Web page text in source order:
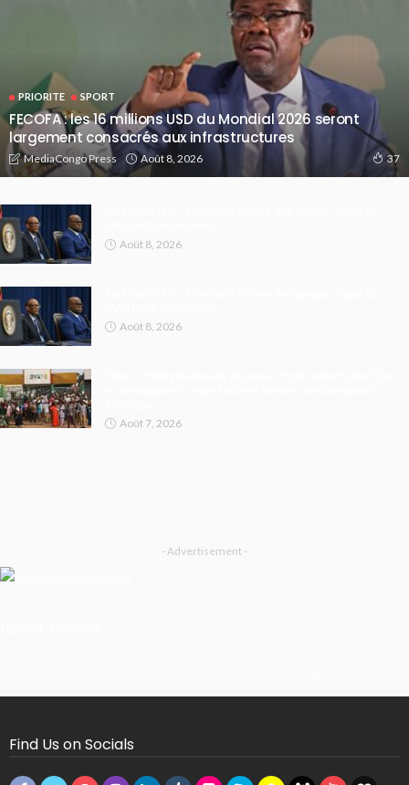
PRIORITE SPORT
FECOFA : les 16 millions USD du Mondial 2026 seront
largement consacrés aux infrastructures
MediaCongo Press Août 8, 2026 37
Août 8, 2026
Août 8, 2026
Août 7, 2026
- Advertisement -
Find Us on Socials